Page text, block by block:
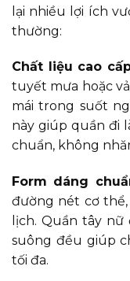
lại nhiều lợi ích
thường:
Chất liệu cao
tuyết mưa hoặc
mái trong suốt
này giúp quần đi
chuẩn, không
Form dáng
đường nét cơ
lịch. Quần tây
suông đều giúp
tối đa.